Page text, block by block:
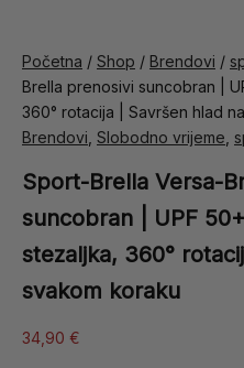
Početna / Shop / Brendovi /
Brella prenosivi suncobran |
360° rotacija | Savršen hlad
Brendovi Slobodno vrijeme
Sport-Brella Versa-
suncobran | UPF
stezaljka, 360°
svakom koraku
34,90 €